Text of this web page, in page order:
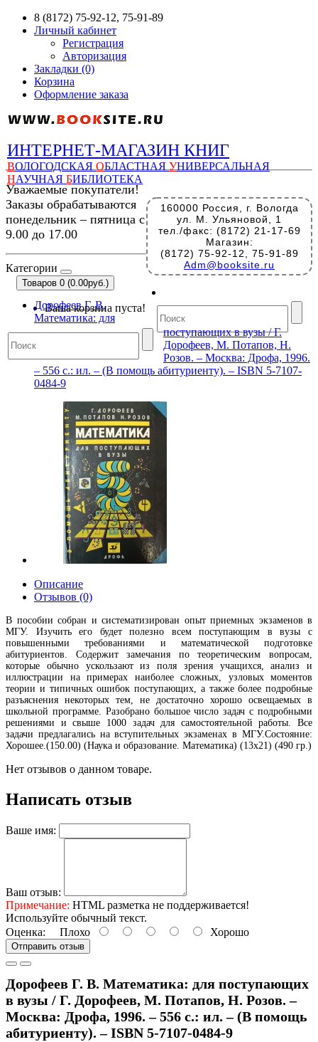
8 (8172) 75-92-12, 75-91-89
Личный кабинет
Регистрация
Авторизация
Закладки (0)
Корзина
Оформление заказа
ИНТЕРНЕТ-МАГАЗИН КНИГ
ВОЛОГОДСКАЯ ОБЛАСТНАЯ УНИВЕРСАЛЬНАЯ
НАУЧНАЯ БИБЛИОТЕКА
160000 Россия, г. Вологда
ул. М. Ульяновой, 1
тел./факс: (8172) 21-17-69
Магазин:
(8172) 75-92-12, 75-91-89
Adm@booksite.ru
Уважаемые покупатели!
Заказы обрабатываются
понедельник – пятница с
9.00 до 17.00
Категории
Товаров 0 (0.00руб.)
Ваша корзина пуста!
Дорофеев Г. В.
Математика: для
поступающих в вузы / Г.
Дорофеев, М. Потапов, Н.
Розов. – Москва: Дрофа, 1996.
– 556 с.: ил. – (В помощь абитуриенту). – ISBN 5-7107-
0484-9
Описание
Отзывов (0)
В пособии собран и систематизирован опыт приемных экзаменов в
МГУ. Изучить его будет полезно всем поступающим в вузы с
повышенными требованиями и математической подготовке
абитуриентов. Содержит замечания по теоретическим вопросам,
которые обычно ускользают из поля зрения учащихся, анализ и
иллюстрации на примерах наиболее сложных, узловых моментов
теории и типичных ошибок поступающих, а также более подробные
разъяснения некоторых тем, не достаточно хорошо освещаемых в
школьной программе. Разобрано большое число задач с подробными
решениями и свыше 1000 задач для самостоятельной работы. Все
задачи предлагались на вступительных экзаменах в МГУ.Состояние:
Хорошее.(150.00) (Наука и образование. Математика) (13х21) (490 гр.)
Нет отзывов о данном товаре.
Написать отзыв
Ваше имя:
Ваш отзыв:
Примечание: HTML разметка не поддерживается!
Используйте обычный текст.
Оценка: Плохо Хорошо
Отправить отзыв
Дорофеев Г. В. Математика: для поступающих
в вузы / Г. Дорофеев, М. Потапов, Н. Розов. –
Москва: Дрофа, 1996. – 556 с.: ил. – (В помощь
абитуриенту). – ISBN 5-7107-0484-9